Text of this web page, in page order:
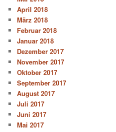
April 2018
März 2018
Februar 2018
Januar 2018
Dezember 2017
November 2017
Oktober 2017
September 2017
August 2017
Juli 2017
Juni 2017
Mai 2017